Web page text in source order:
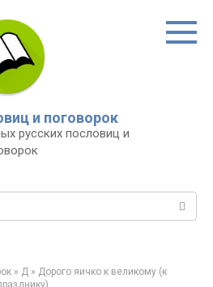
и поговорок
русских пословиц и
» Д » Дорого яичко к великому (к